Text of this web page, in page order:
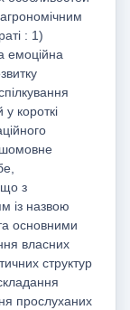
агрономічним
: 1)
емоційна
у короткі
з
із назвою
основними
власних
структур
прослуханих